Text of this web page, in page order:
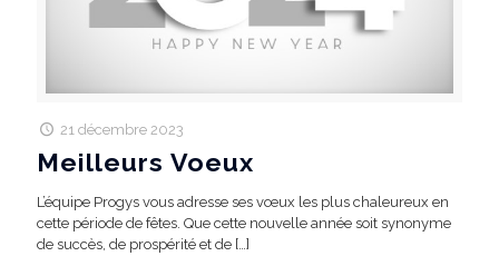
21 décembre 2023
Meilleurs Voeux
L’équipe Progys vous adresse ses vœux les plus chaleureux en
cette période de fêtes. Que cette nouvelle année soit synonyme
de succès, de prospérité et de […]